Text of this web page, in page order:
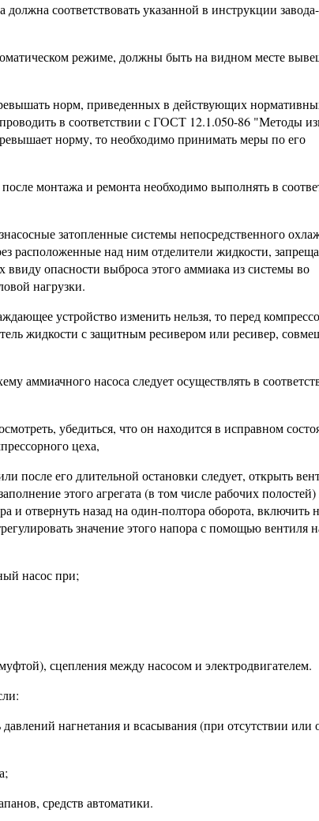
соответствовать указанной в инструкции завода-
режиме, должны быть на видном месте
норм, приведенных в действующих
в соответствии с ГОСТ 12.1.050-86 "Методы
норму, то необходимо принимать меры по его
монтажа и ремонта необходимо выполнять в
затопленные системы непосредственного
расположенные над ним отделители жидкости,
опасности выброса этого аммиака из системы во
нагрузки.
устройство изменить нельзя, то перед
жидкости с защитным ресивером или ресивер,
аммиачного насоса следует осуществлять в
убедиться, что он находится в исправном
цеха,
после его длительной остановки следует, открыть
этого агрегата (в том числе рабочих
и отвернуть назад на один-полтора оборота, включить
значение этого напора с помощью вентиля
насос при;
сцепления между насосом и электродвигателем.
нагнетания и всасывания (при отсутствии или
средств автоматики.